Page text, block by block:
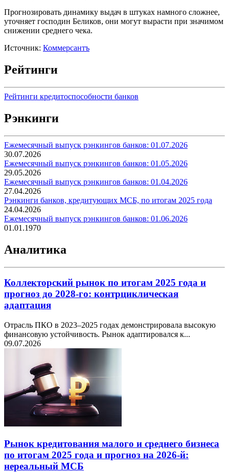
Прогнозировать динамику выдач в штуках намного сложнее,
уточняет господин Беликов, они могут вырасти при значимом
снижении среднего чека.
Источник: Коммерсантъ
Рейтинги
Рейтинги кредитоспособности банков
Рэнкинги
Ежемесячный выпуск рэнкингов банков: 01.07.2026
30.07.2026
Ежемесячный выпуск рэнкингов банков: 01.05.2026
29.05.2026
Ежемесячный выпуск рэнкингов банков: 01.04.2026
27.04.2026
Рэнкинги банков, кредитующих МСБ, по итогам 2025 года
24.04.2026
Ежемесячный выпуск рэнкингов банков: 01.06.2026
01.01.1970
Аналитика
Коллекторский рынок по итогам 2025 года и
прогноз до 2028-го: контрциклическая
адаптация
Отрасль ПКО в 2023–2025 годах демонстрировала высокую
финансовую устойчивость. Рынок адаптировался к...
09.07.2026
Рынок кредитования малого и среднего бизнеса
по итогам 2025 года и прогноз на 2026-й:
нереальный МСБ